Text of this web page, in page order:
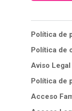
Política de
Política de
Aviso Legal
Política de
Acceso